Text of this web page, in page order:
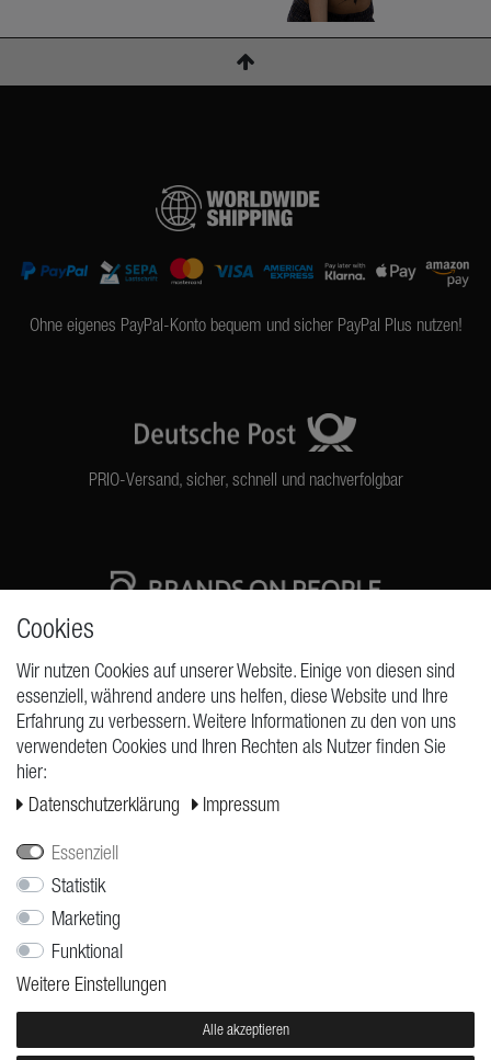
Ohne eigenes PayPal-Konto bequem und sicher PayPal Plus nutzen!
PRIO-Versand, sicher, schnell und nachverfolgbar
ANFRAGEN
Widerrufs­formular
Jobs
Cookies
Wir nutzen Cookies auf unserer Website. Einige von diesen sind
essenziell, während andere uns helfen, diese Website und Ihre
Erfahrung zu verbessern. Weitere Informationen zu den von uns
verwendeten Cookies und Ihren Rechten als Nutzer finden Sie
hier:
Daten­schutz­erklärung
Impressum
Essenziell
Statistik
Marketing
Funktional
Weitere Einstellungen
Alle akzeptieren